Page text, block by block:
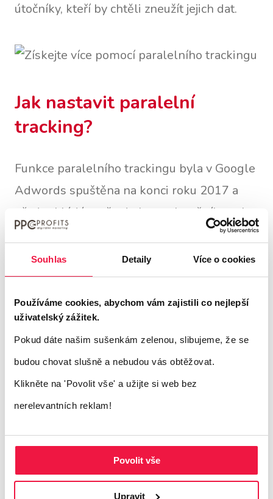
Souhlas Detaily Více o cookies
Používáme cookies, abychom vám zajistili co nejlepší
uživatelský zážitek.
Pokud dáte našim sušenkám zelenou, slibujeme, že se
budou chovat slušně a nebudou vás obtěžovat.
Klikněte na 'Povolit vše' a užijte si web bez
nerelevantních reklam!
Povolit vše
Upravit
útočníky, kteří by chtěli zneužít jejich dat.
Jak nastavit paralelní
tracking?
Funkce paralelního trackingu byla v Google
Adwords spuštěna na konci roku 2017 a
předpokládá se, že do konce letošního roku
se stanejedinou metodou trackingu
v
tomto reklamním systému. Paralelní
tracking spustíte jednoduše v Navigačním
menu.
Jakmile se ocitnete v Navigačním menu, klikněte na
„Všechny kampaně“ (All campaigns).
Poté vyberte „Nastavení“ (Settings).
Dále klikněte na „Nastavení účtu“ (Account
Nakonec klikněte na Tracking.
přepínače umístěného vedle.
Výhody a nevýhody